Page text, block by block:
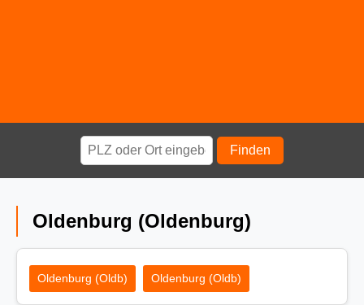
Finden
Oldenburg (Oldenburg)
Oldenburg (Oldb) Oldenburg (Oldb)